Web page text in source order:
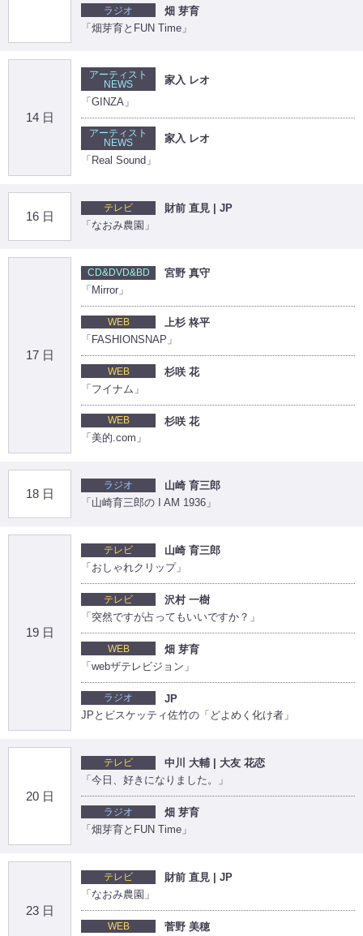
ラジオ
畑 芽育
「畑芽育とFUN Time」
14 日
アーティスト
NEWS
家入 レオ
「GINZA」
アーティスト
NEWS
家入 レオ
「Real Sound」
16 日
テレビ
財前 直見 | JP
「なおみ農園」
17 日
CD&DVD&BD
宮野 真守
「Mirror」
WEB
上杉 柊平
「FASHIONSNAP」
WEB
杉咲 花
「フイナム」
WEB
杉咲 花
「美的.com」
18 日
ラジオ
山崎 育三郎
「山崎育三郎の I AM 1936」
19 日
テレビ
山崎 育三郎
「おしゃれクリップ」
テレビ
沢村 一樹
「突然ですが占ってもいいですか？」
WEB
畑 芽育
「webザテレビジョン」
ラジオ
JP
JPとビスケッティ佐竹の「どよめく化け者」
20 日
テレビ
中川 大輔 | 大友 花恋
「今日、好きになりました。」
ラジオ
畑 芽育
「畑芽育とFUN Time」
23 日
テレビ
財前 直見 | JP
「なおみ農園」
WEB
菅野 美穂